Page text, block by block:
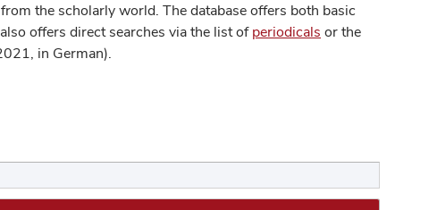
the scholarly world. The database offers both basic
offers direct searches via the list ofperiodicals or the
in German).